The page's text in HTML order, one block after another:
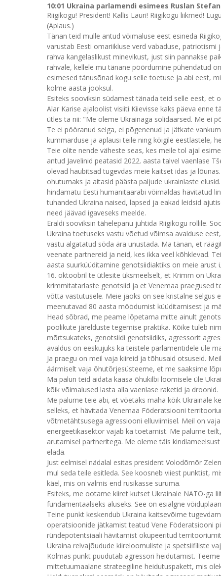
10:01 Ukraina parlamendi esimees Ruslan
Riigikogu! President! Kallis Lauri! Riigikogu liikmed!
(Aplaus.)
Tänan teid mulle antud võimaluse eest esineda
varustab Eesti omariikluse verd vabaduse, patriotismi
rahva kangelaslikust minevikust, just siin pannakse
rahvale, kellele mu tänane pöördumine pühendatud
esimesed tänusõnad kogu selle toetuse ja abi eest,
kolme aasta jooksul.
Esiteks sooviksin südamest tänada teid selle eest,
Alar Karise ajaloolist visiiti Kiievisse kaks päeva enne
ütles ta nii: "Me oleme Ukrainaga solidaarsed. Me ei
Te ei pööranud selga, ei põgenenud ja jätkate
kummarduse ja aplausi teile ning kõigile eestlastele,
Teie olite nende väheste seas, kes meile tol ajal
antud Javelinid peatasid 2022. aasta talvel vaenlase
olevad haubitsad tugevdas meie kaitset idas ja
ohutumaks ja aitasid päästa paljude ukrainlaste
hindamatu Eesti humanitaarabi võimaldas hävitatud
tuhanded Ukraina naised, lapsed ja eakad leidsid
need jäävad igaveseks meelde.
Eraldi sooviksin tähelepanu juhtida Riigikogu rollile.
Ukraina toetuseks vastu võetud võimsa avalduse
vastu algatatud sõda ära unustada. Ma tänan, et
veenate partnereid ja neid, kes ikka veel kõhklevad.
aasta suurküüditamine genotsiidiaktiks on meie arust
16. oktoobril te ütlesite üksmeelselt, et Krimm on
krimmitatarlaste genotsiid ja et Venemaa praegused
võtta vastutusele. Meie jaoks on see kristalne selgus
meenutavad 80 aasta möödumist küüditamisest ja
Head sõbrad, me peame lõpetama mitte ainult
poolikute järelduste tegemise praktika. Kõike tuleb
mõrtsukateks, genotsiidi genotsiidiks, agressorit
avaldus on eeskujuks ka teistele parlamentidele üle
Ja praegu on meil vaja kiireid ja tõhusaid otsuseid.
äärmiselt vaja õhutõrjesüsteeme, et me saaksime
Ma palun teid aidata kaasa õhukilbi loomisele üle
kõik võimalused lasta alla vaenlase raketid ja droonid.
Me palume teie abi, et võetaks maha kõik Ukrainale
selleks, et hävitada Venemaa Föderatsiooni
võtmetähtsusega agressiooni elluviimisel. Meil on
energeetikasektor vajab ka toetamist. Me palume
arutamisel partneritega. Me oleme täis
elada.
Just eelmisel nädalal esitas president Volodõmõr
mul seda teile esitleda. See koosneb viiest punktist,
käel, mis on valmis end rusikasse suruma.
Esiteks, me ootame kiiret kutset Ukrainale NATO-ga
fundamentaalseks aluseks. See on esialgne
Teine punkt keskendub Ukraina kaitsevõime
operatsioonide jätkamist teatud Vene Föderatsiooni
ründepotentsiaali hävitamist okupeeritud
Ukraina relvajõudude kiireloomuliste ja spetsiifiliste
Kolmas punkt puudutab agressori heidutamist.
mittetuumaalane strateegiline heidutuspakett, mis